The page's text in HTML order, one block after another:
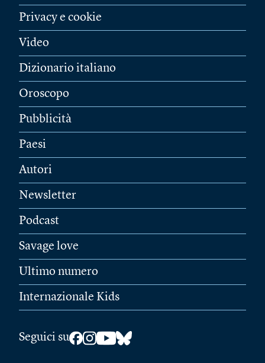
Privacy e cookie
Video
Dizionario italiano
Oroscopo
Pubblicità
Paesi
Autori
Newsletter
Podcast
Savage love
Ultimo numero
Internazionale Kids
Seguici su